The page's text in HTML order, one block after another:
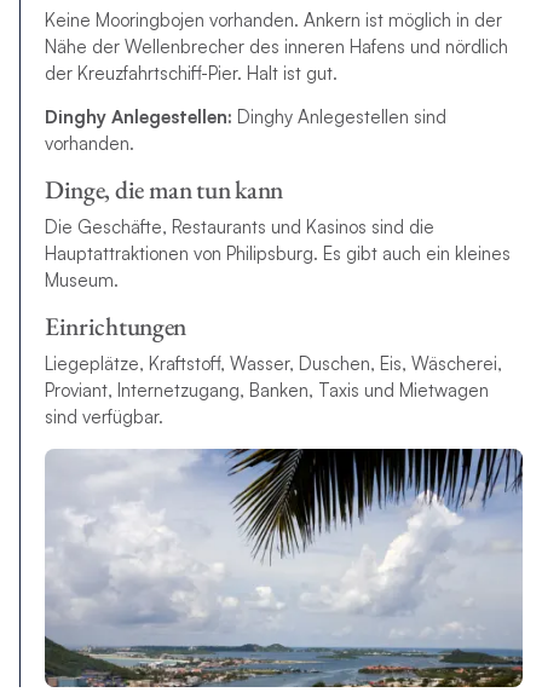
Keine Mooringbojen vorhanden. Ankern ist möglich in der
Nähe der Wellenbrecher des inneren Hafens und nördlich
der Kreuzfahrtschiff-Pier. Halt ist gut.
Dinghy Anlegestellen: Dinghy Anlegestellen sind
vorhanden.
Dinge, die man tun kann
Die Geschäfte, Restaurants und Kasinos sind die
Hauptattraktionen von Philipsburg. Es gibt auch ein kleines
Museum.
Einrichtungen
Liegeplätze, Kraftstoff, Wasser, Duschen, Eis, Wäscherei,
Proviant, Internetzugang, Banken, Taxis und Mietwagen
sind verfügbar.